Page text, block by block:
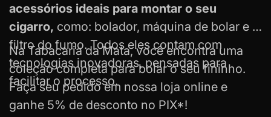
acessórios ideais para montar o seu
cigarro, como: bolador, máquina de bolar e o
filtro do fumo. Todos eles contam com
tecnologias inovadoras, pensadas para
facilitar o processo.
Na Tabacaria da Mata, você encontra uma
coleção completa para bolar o seu fininho.
Faça seu pedido em nossa loja online e
ganhe 5% de desconto no PIX*!